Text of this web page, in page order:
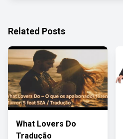
Related Posts
What Lovers Do
Tradução